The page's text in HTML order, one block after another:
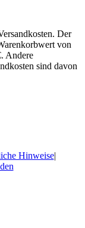
Der
von
Andere
sind davon
Hinweise|